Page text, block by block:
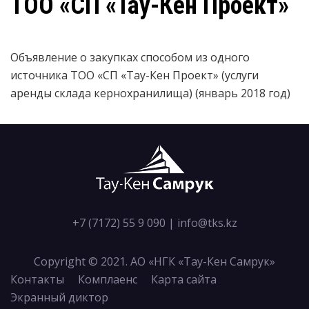
Объявление о закупках способом из одного
источника ТОО «СП «Тау-Кен Проект» (услуги
аренды склада кернохранилища) (январь 2018 год)
+7 (7172) 55 9 090 | info@tks.kz
Copyright © 2021. АО «НГК «Тау-Кен Самрук»
Контакты
Комплаенс
Карта сайта
Экранный диктор